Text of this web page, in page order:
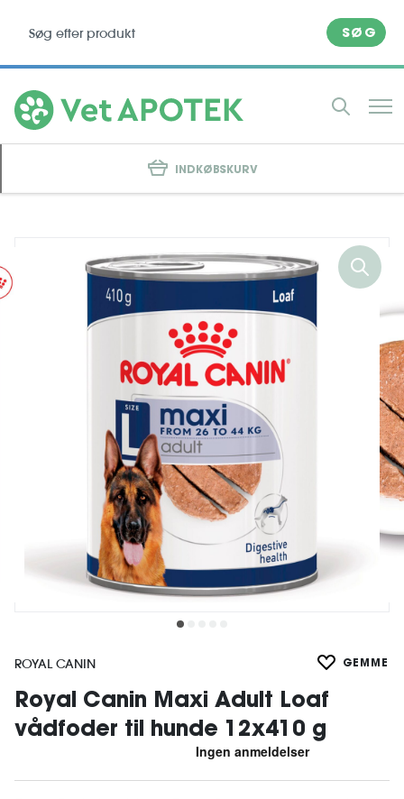
SØG
INDKØBSKURV
ROYAL CANIN GEMME
Royal Canin Maxi Adult Loaf
vådfoder til hunde 12x410 g